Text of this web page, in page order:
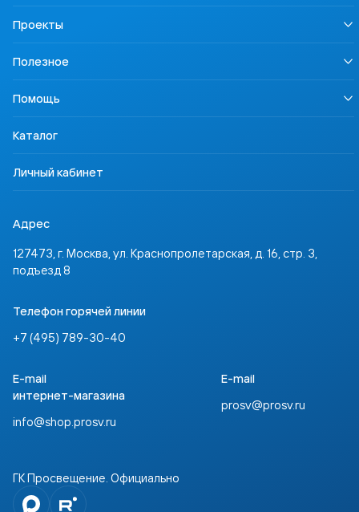
Устойчивое развитие
Информация для СМИ
Карьера
Правовая информация
Осторожно, контрафакт
Контакты
Проекты
Урок безопасности
Наша Победа
Профориентация
Учимся для жизни
ССТ Лингвотест
Полезное
Родителям
Ученикам
Партнёрам
Инвесторам
Помощь
Где купить
Задать вопрос
Каталог
Личный кабинет
Адрес
127473, г. Москва, ул. Краснопролетарская, д. 16, стр. 3,
подъезд 8
Телефон горячей линии
+7 (495) 789-30-40
E-mail
интернет-магазина
info@shop.prosv.ru
E-mail
prosv@prosv.ru
ГК Просвещение. Официально